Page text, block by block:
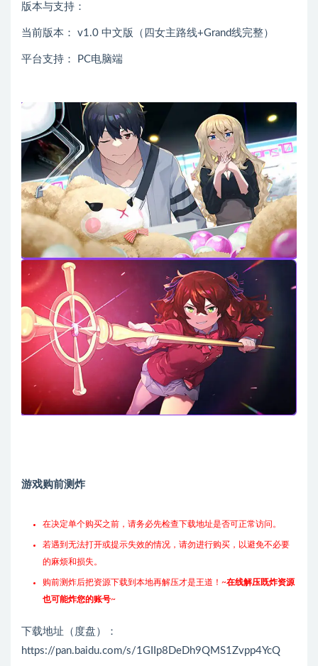
版本与支持：
当前版本： v1.0 中文版（四女主路线+Grand线完整）
平台支持： PC电脑端
游戏购前测炸
在决定单个购买之前，请务必先检查下载地址是否可正常访问。
若遇到无法打开或提示失效的情况，请勿进行购买，以避免不必要
的麻烦和损失。
购前测炸后把资源下载到本地再解压才是王道！~在线解压既炸资源
也可能炸您的账号~
下载地址（度盘）：
https://pan.baidu.com/s/1GIIp8DeDh9QMS1Zvpp4YcQ